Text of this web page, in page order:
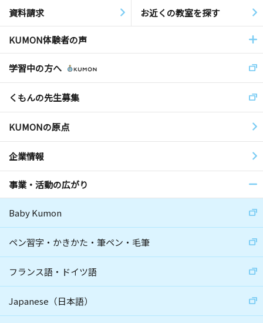
資料請求 お近くの教室を探す
KUMON体験者の声
学習中の方へ
くもんの先生募集
KUMONの原点
企業情報
事業・活動の広がり
Baby Kumon
ペン習字・かきかた・筆ペン・毛筆
フランス語・ドイツ語
Japanese（日本語）